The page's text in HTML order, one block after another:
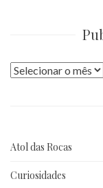
Publicações
Atol das Rocas
Curiosidades